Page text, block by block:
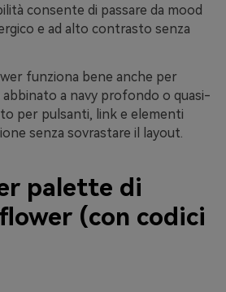
consente di passare da mood
e ad alto contrasto senza
funziona bene anche per
abbinato a navy profondo o quasi-
per pulsanti, link e elementi
senza sovrastare il layout.
palette di
(con codici